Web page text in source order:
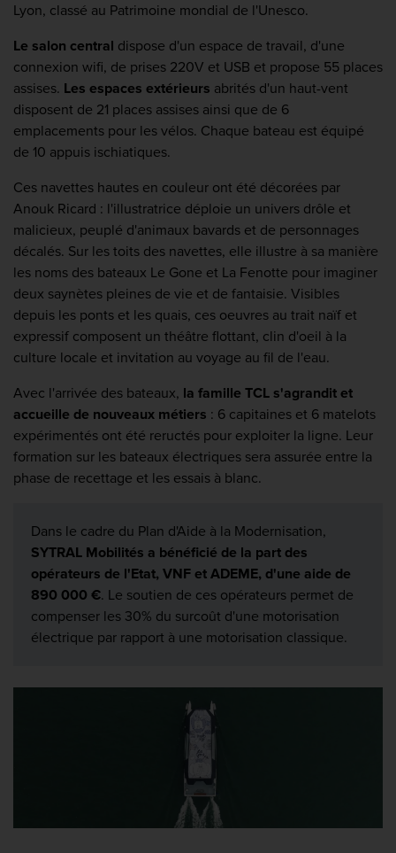
Lyon, classé au Patrimoine mondial de l'Unesco.
Le salon central dispose d'un espace de travail, d'une
connexion wifi, de prises 220V et USB et propose 55 places
assises. Les espaces extérieurs abrités d'un haut-vent
disposent de 21 places assises ainsi que de 6
emplacements pour les vélos. Chaque bateau est équipé
de 10 appuis ischiatiques.
Ces navettes hautes en couleur ont été décorées par
Anouk Ricard : l'illustratrice déploie un univers drôle et
malicieux, peuplé d'animaux bavards et de personnages
décalés. Sur les toits des navettes, elle illustre à sa manière
les noms des bateaux Le Gone et La Fenotte pour imaginer
deux saynètes pleines de vie et de fantaisie. Visibles
depuis les ponts et les quais, ces oeuvres au trait naïf et
expressif composent un théâtre flottant, clin d'oeil à la
culture locale et invitation au voyage au fil de l'eau.
Avec l'arrivée des bateaux, la famille TCL s'agrandit et
accueille de nouveaux métiers : 6 capitaines et 6 matelots
expérimentés ont été reructés pour exploiter la ligne. Leur
formation sur les bateaux électriques sera assurée entre la
phase de recettage et les essais à blanc.
Dans le cadre du Plan d'Aide à la Modernisation,
SYTRAL Mobilités a bénéficié de la part des
opérateurs de l'Etat, VNF et ADEME, d'une aide de
890 000 €. Le soutien de ces opérateurs permet de
compenser les 30% du surcoût d'une motorisation
électrique par rapport à une motorisation classique.